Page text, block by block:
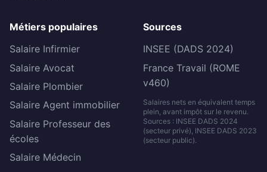
Métiers populaires
Salaire Infirmier
Salaire Avocat
Salaire Plombier
Salaire Agent immobilier
Salaire Professeur des
écoles
Salaire Médecin
Sources
INSEE (DADS 2024)
France Travail (ROME
v460)
Salaires nets en équivalent temps
plein, avant impôt sur le revenu.
Sources : INSEE DADS 2024
(secteur privé), INSEE DADS 2023
(secteur public).